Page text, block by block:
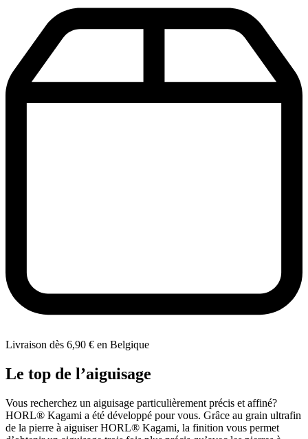
Livraison dès 6,90 € en Belgique
Le top de l’aiguisage
Vous recherchez un aiguisage particulièrement précis et affiné?
HORL® Kagami a été développé pour vous. Grâce au grain ultrafin
de la pierre à aiguiser HORL® Kagami, la finition vous permet